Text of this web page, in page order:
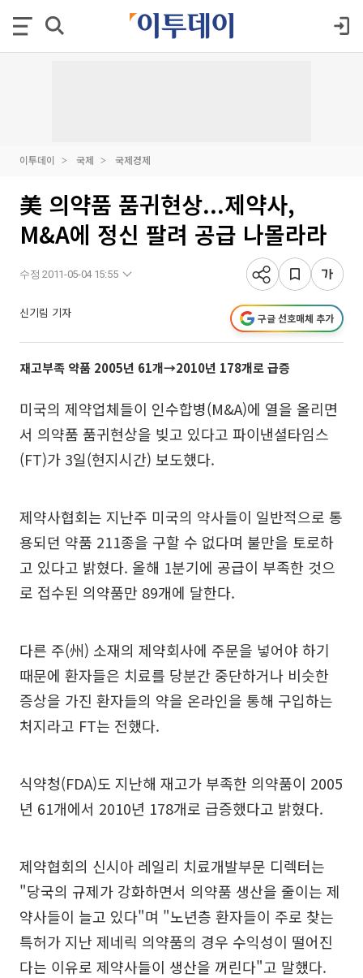
이투데이 국제 국제경제
美 의약품 품귀현상...제약사,
M&A에 정신 팔려 공급 나몰라라
수정 2011-05-04 15:55
신기림 기자 구글 선호매체 추가
재고부족 약품 2005년 61개→2010년 178개로 급증
미국의 제약업체들이 인수합병(M&A)에 열을 올리면
서 의약품 품귀현상을 빚고 있다고 파이낸셜타임스
(FT)가 3일(현지시간) 보도했다.
제약사협회는 지난주 미국의 약사들이 일반적으로 통
용되던 약품 211종을 구할 수 없다며 불만을 토로하
고 있다고 밝혔다. 올해 1분기에 공급이 부족한 것으
로 접수된 의약품만 89개에 달한다.
다른 주(州) 소재의 제약회사에 주문을 넣어야 하기
때문에 환자들은 치료를 당분간 중단하거나 비슷한
증상을 가진 환자들의 약을 온라인을 통해 구입하는
처지라고 FT는 전했다.
식약청(FDA)도 지난해 재고가 부족한 의약품이 2005
년 61개에서 2010년 178개로 급증했다고 밝혔다.
제약협회의 신시아 레일리 치료개발부문 디렉터는
"당국의 규제가 강화하면서 의약품 생산을 줄이는 제
약사들이 늘고 있다"며 "노년층 환자들이 주로 찾는
특허가 지난 제네릭 의약품의 경우 수익성이 떨어진
다는 이유로 제약사들이 생산을 꺼린다"고 말했다.